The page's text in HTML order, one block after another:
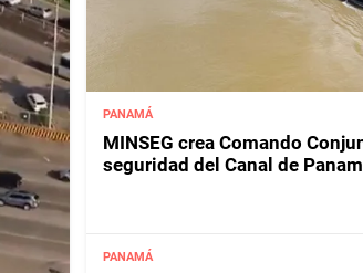
PANAMÁ
MINSEG crea Comando
seguridad del Canal de
PANAMÁ